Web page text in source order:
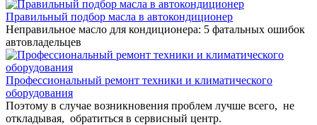
Правильный подбор масла в автокондиционер
Неправильное масло для кондиционера: 5 фатальных ошибок
автовладельцев
Профессиональный ремонт техники и климатического
оборудования
Поэтому в случае возникновения проблем лучше всего, не
откладывая, обратиться в сервисный центр.